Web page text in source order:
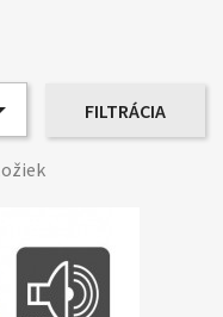
FILTRÁCIA